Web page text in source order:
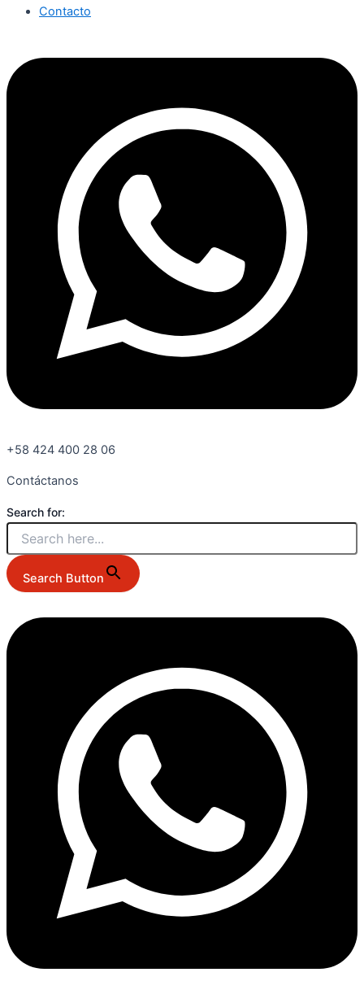
Contacto
+58 424 400 28 06
Contáctanos
Search for:
Search Button